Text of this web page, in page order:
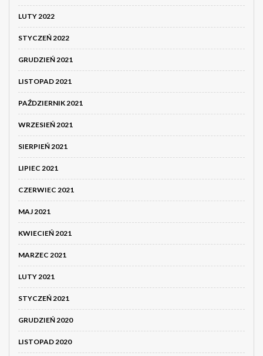
LUTY 2022
STYCZEŃ 2022
GRUDZIEŃ 2021
LISTOPAD 2021
PAŹDZIERNIK 2021
WRZESIEŃ 2021
SIERPIEŃ 2021
LIPIEC 2021
CZERWIEC 2021
MAJ 2021
KWIECIEŃ 2021
MARZEC 2021
LUTY 2021
STYCZEŃ 2021
GRUDZIEŃ 2020
LISTOPAD 2020